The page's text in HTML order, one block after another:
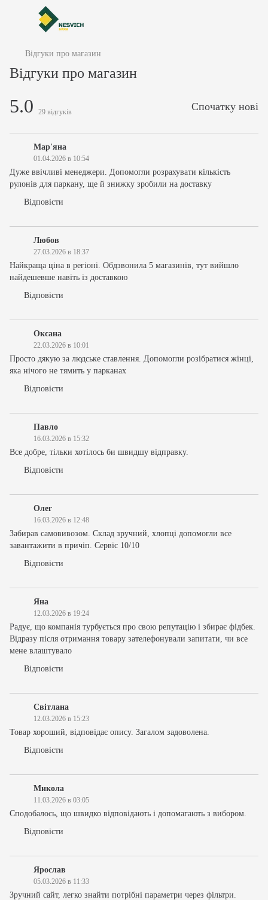
Відгуки про магазин
Відгуки про магазин
5.0 29 відгуків Спочатку нові
Мар'яна
01.04.2026 в 10:54
Дуже ввічливі менеджери. Допомогли розрахувати кількість
рулонів для паркану, ще й знижку зробили на доставку
Відповісти
Любов
27.03.2026 в 18:37
Найкраща ціна в регіоні. Обдзвонила 5 магазинів, тут вийшло
найдешевше навіть із доставкою
Відповісти
Оксана
22.03.2026 в 10:01
Просто дякую за людське ставлення. Допомогли розібратися жінці,
яка нічого не тямить у парканах
Відповісти
Павло
16.03.2026 в 15:32
Все добре, тільки хотілось би швидшу відправку.
Відповісти
Олег
16.03.2026 в 12:48
Забирав самовивозом. Склад зручний, хлопці допомогли все
завантажити в причіп. Сервіс 10/10
Відповісти
Яна
12.03.2026 в 19:24
Радує, що компанія турбується про свою репутацію і збирає фідбек.
Відразу після отримання товару зателефонували запитати, чи все
мене влаштувало
Відповісти
Світлана
12.03.2026 в 15:23
Товар хороший, відповідає опису. Загалом задоволена.
Відповісти
Микола
11.03.2026 в 03:05
Сподобалось, що швидко відповідають і допомагають з вибором.
Відповісти
Ярослав
05.03.2026 в 11:33
Зручний сайт, легко знайти потрібні параметри через фільтри.